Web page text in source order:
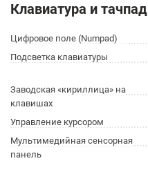
Клавиатура и тачпад
Цифровое поле (Numpad)
Подсветка клавиатуры
Заводская «кириллица» на
клавишах
Управление курсором
Мультимедийная сенсорная
панель